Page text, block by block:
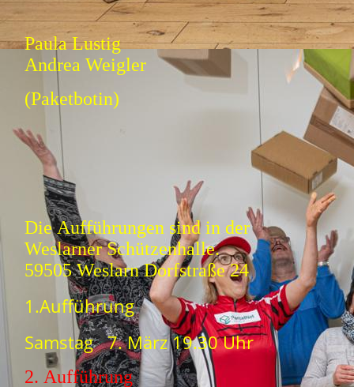
Paula Lustig
Andrea Weigler
(Paketbotin)
Die Aufführungen sind in der
Weslarner Schützenhalle.
59505 Weslarn Dorfstraße 24
1.Aufführung
Samstag 7. März 19.30 Uhr
2. Aufführung